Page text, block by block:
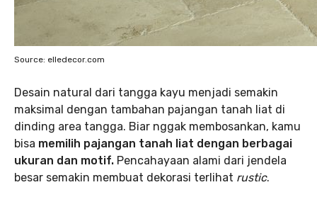
Source: elledecor.com
Desain natural dari tangga kayu menjadi semakin
maksimal dengan tambahan pajangan tanah liat di
dinding area tangga. Biar nggak membosankan, kamu
bisa memilih pajangan tanah liat dengan berbagai
ukuran dan motif. Pencahayaan alami dari jendela
besar semakin membuat dekorasi terlihat rustic.